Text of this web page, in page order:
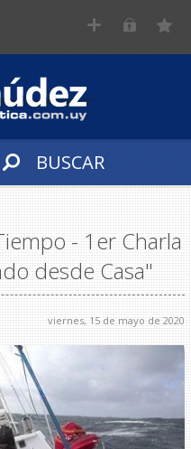
BUSCAR
- 1er Charla
desde Casa"
viernes, 15 de mayo de 2020